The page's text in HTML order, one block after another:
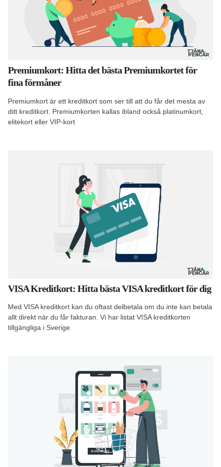
Premiumkort: Hitta det bästa Premiumkortet för
fina förmåner
Premiumkort är ett kreditkort som ser till att du får det mesta av
ditt kreditkort. Premiumkorten kallas ibland också platinumkort,
elitekort eller VIP-kort
VISA Kreditkort: Hitta bästa VISA kreditkort för dig
Med VISA kreditkort kan du oftast delbetala om du inte kan betala
allt direkt när du får fakturan. Vi har listat VISA kreditkorten
tillgängliga i Sverige